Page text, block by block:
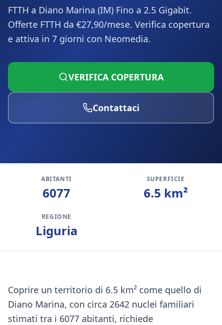
FTTH a Diano Marina (IM) Fino a 2.5 Gigabit.
Offerte FTTH da €27,90/mese. Verifica copertura
e attiva in 7 giorni con Neomedia.
VERIFICA COPERTURA
Contattaci
ABITANTI
6077
SUPERFICIE
6.5 km²
REGIONE
Liguria
Coprire un territorio di 6.5 km² come quello di
Diano Marina, con circa 2642 nuclei familiari
stimati tra i 6077 abitanti, richiede